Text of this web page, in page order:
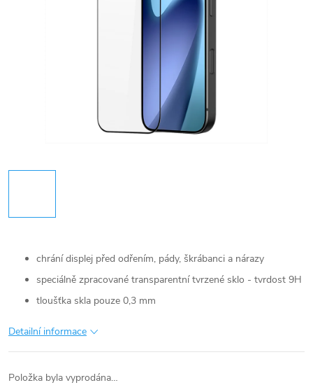
chrání displej před odřením, pády, škrábanci a nárazy
speciálně zpracované transparentní tvrzené sklo - tvrdost 9H
tloušťka skla pouze 0,3 mm
Detailní informace
Položka byla vyprodána…